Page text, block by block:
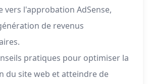
vers l'approbation AdSense,
de revenus
pratiques pour optimiser la
du site web et atteindre de